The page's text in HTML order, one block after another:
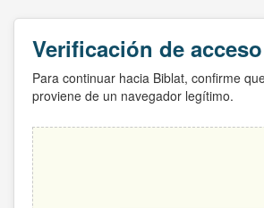
Verificación de acceso
Para continuar hacia Biblat, confirme
proviene de un navegador legítimo.